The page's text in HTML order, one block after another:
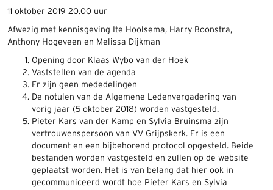
11 oktober 2019 20.00 uur
Afwezig met kennisgeving Ite Hoolsema, Harry Boonstra,
Anthony Hogeveen en Melissa Dijkman
Opening door Klaas Wybo van der Hoek
Vaststellen van de agenda
Er zijn geen mededelingen
De notulen van de Algemene Ledenvergadering van
vorig jaar (5 oktober 2018) worden vastgesteld.
Pieter Kars van der Kamp en Sylvia Bruinsma zijn
vertrouwenspersoon van VV Grijpskerk. Er is een
document en een bijbehorend protocol opgesteld. Beide
bestanden worden vastgesteld en zullen op de website
geplaatst worden. Het is van belang dat hier ook in
gecommuniceerd wordt hoe Pieter Kars en Sylvia